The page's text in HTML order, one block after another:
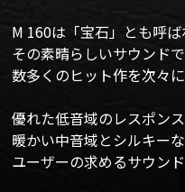
M 160は「宝石」とも呼ば
その素晴らしいサウンド
数多くのヒット作を次々
優れた低音域のレスポンス
暖かい中音域とシルキー
ユーザーの求めるサウンド